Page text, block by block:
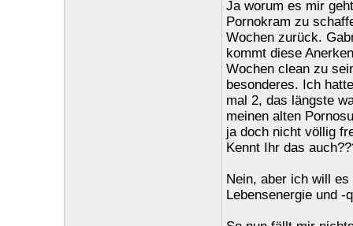
Ja worum es mir
Pornokram zu
Wochen zurück.
kommt diese
Wochen clean zu
besonderes. Ich
mal 2, das längste
meinen alten
ja doch nicht völlig
Kennt Ihr das
Nein, aber ich will
Lebensenergie und -